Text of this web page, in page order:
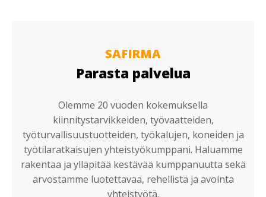
SAFIRMA
Parasta palvelua
Olemme 20 vuoden kokemuksella
kiinnitystarvikkeiden, työvaatteiden,
työturvallisuustuotteiden, työkalujen, koneiden ja
työtilaratkaisujen yhteistyökumppani. Haluamme
rakentaa ja ylläpitää kestävää kumppanuutta sekä
arvostamme luotettavaa, rehellistä ja avointa
yhteistyötä.